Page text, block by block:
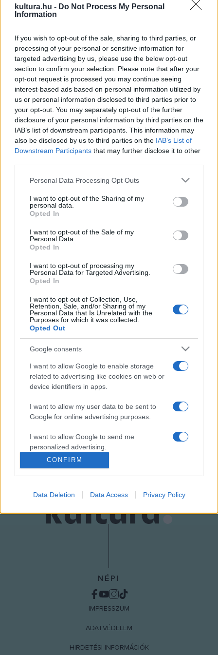
kultura.hu - Do Not Process My Personal
Information
If you wish to opt-out of the sale, sharing to third parties, or
processing of your personal or sensitive information for
targeted advertising by us, please use the below opt-out
section to confirm your selection. Please note that after your
opt-out request is processed you may continue seeing
interest-based ads based on personal information utilized by
us or personal information disclosed to third parties prior to
your opt-out. You may separately opt-out of the further
disclosure of your personal information by third parties on the
IAB’s list of downstream participants. This information may
also be disclosed by us to third parties on the IAB’s List of
Downstream Participants that may further disclose it to other
Please note that this website/app uses one or more Google
not limited to your visit or usage behaviour. You may click to
grant or deny consent to Google and its third-party tags to
use your data for below specified purposes in below Google
consent section.
Personal Data Processing Opt Outs
I want to opt-out of the Sharing of my
personal data.
Opted In
I want to opt-out of the Sale of my
Personal Data.
Opted In
I want to opt-out of processing my
Personal Data for Targeted Advertising.
Opted In
I want to opt-out of Collection, Use,
Retention, Sale, and/or Sharing of my
Personal Data that Is Unrelated with the
Purposes for which it was collected.
Opted Out
Google consents
I want to allow Google to enable storage
related to advertising like cookies on web or
device identifiers in apps.
I want to allow my user data to be sent to
Google for online advertising purposes.
I want to allow Google to send me
personalized advertising.
I want to allow Google to enable storage
related to analytics like cookies on web or
related to functionality of the website or app.
I want to allow Google to enable storage
related to security, including authentication
functionality and fraud prevention, and other
CONFIRM
Data Deletion Data Access Privacy Policy
keltett életre, alakításaival reflexióra késztetve a nézőket.
szolgáló”, őszinte és felelős szerepválasztásait.
A zsűri kitért arra is, hogy a 73 éves Meryl Streep
fáradhatatlan aktivistája az egyenjogúságnak, tehetségével
különböző generációk számára tette lehetővé, hogy
felejthetetlen előadásokat élvezzenek, ezzel elnyerve azt a
tiszteletet, amelyet ez a nagy művészet megérdemel.
Az Asztúria hercegnője díjat minden évben nyolc
kategóriában ítélik oda, amelyek sorában a művészeti
elismerés az első. Az amerikai filmcsillag a második
Elsőként az olasz Vittorio Gassman vehette át 1997-ben.
Korábban olyan alkotók kapták meg a díjat, mint Ennio
Morricone és John Williams zeneszerzők, Woody Allen
filmrendező vagy Bob Dylan énekes, dalszerző.
A díjat hagyományosan októberben adják át ünnepélyes
keretek között a spanyol királyi család jelenlétében
Oviedóban. A díjazottak a világhírű Joan Miró szobrát és 50
ezer eurós (18,7 millió forint) pénzjutalmat kapnak az
elismerés mellé.
Fotó: Shutterstock/Denis Makarenko
HÍREK MERYL STREEP SZÍNÉSZNŐ
MEGOSZTÁS
NÉPI
IMPRESSZUM
ADATVÉDELEM
HIRDETÉSI INFORMÁCIÓK